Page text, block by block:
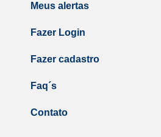
Meus alertas
Fazer Login
Fazer cadastro
Faq´s
Contato